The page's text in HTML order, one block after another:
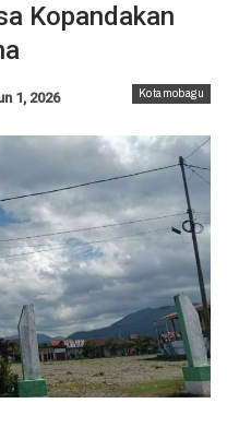
Kopandakan
Kotamobagu
1, 2026